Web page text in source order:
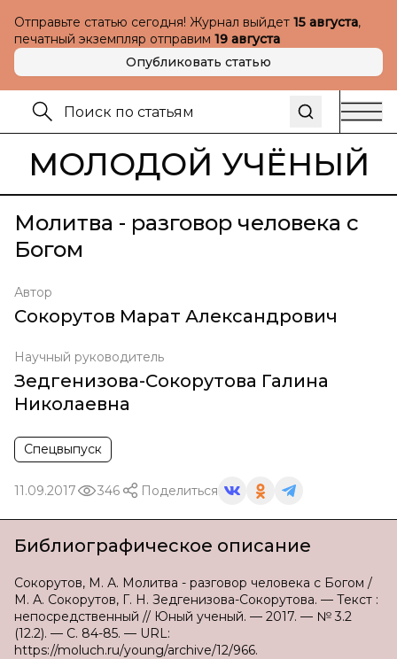
Отправьте статью сегодня! Журнал выйдет 15 августа,
печатный экземпляр отправим 19 августа
Опубликовать статью
МОЛОДОЙ УЧЁНЫЙ
Молитва - разговор человека с
Богом
Автор
Сокорутов Марат Александрович
Научный руководитель
Зедгенизова-Сокорутова Галина
Николаевна
Спецвыпуск
11.09.2017 346 Поделиться
Библиографическое описание
Сокорутов, М. А. Молитва - разговор человека с Богом /
М. А. Сокорутов, Г. Н. Зедгенизова-Сокорутова. — Текст :
непосредственный // Юный ученый. — 2017. — № 3.2
(12.2). — С. 84-85. — URL:
https://moluch.ru/young/archive/12/966.